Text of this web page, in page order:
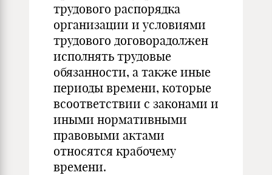
трудового распорядка
организации и условиями
трудового договорадолжен
исполнять трудовые
обязанности, а также иные
периоды времени, которые
всоответствии с законами и
иными нормативными
правовыми актами
относятся крабочему
времени.